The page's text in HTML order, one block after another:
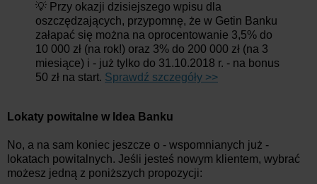
💡 Przy okazji dzisiejszego wpisu dla
oszczędzających, przypomnę, że w Getin Banku
załapać się można na oprocentowanie 3,5% do
10 000 zł (na rok!) oraz 3% do 200 000 zł (na 3
miesiące) i - już tylko do 31.10.2018 r. - na bonus
50 zł na start. Sprawdź szczegóły >>
Lokaty powitalne w Idea Banku
No, a na sam koniec jeszcze o - wspomnianych już -
lokatach powitalnych. Jeśli jesteś nowym klientem, wybrać
możesz jedną z poniższych propozycji: